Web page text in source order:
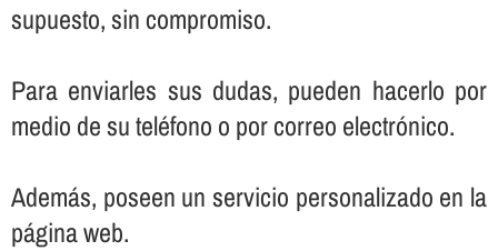
supuesto, sin compromiso.
Para enviarles sus dudas, pueden hacerlo por
medio de su teléfono o por correo electrónico.
Además, poseen un servicio personalizado en la
página web.